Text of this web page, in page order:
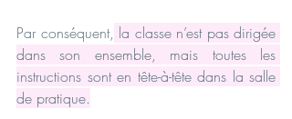
Par conséquent, la classe n’est pas dirigée
dans son ensemble, mais toutes les
instructions sont en tête-à-tête dans la salle
de pratique.